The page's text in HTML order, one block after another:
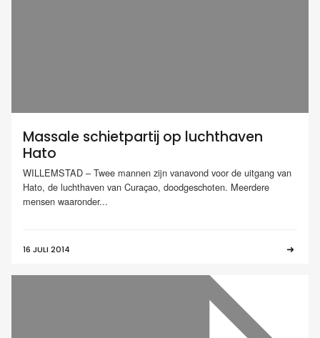
Massale schietpartij op luchthaven
Hato
WILLEMSTAD – Twee mannen zijn vanavond voor de uitgang van
Hato, de luchthaven van Curaçao, doodgeschoten. Meerdere
mensen waaronder...
16 JULI 2014